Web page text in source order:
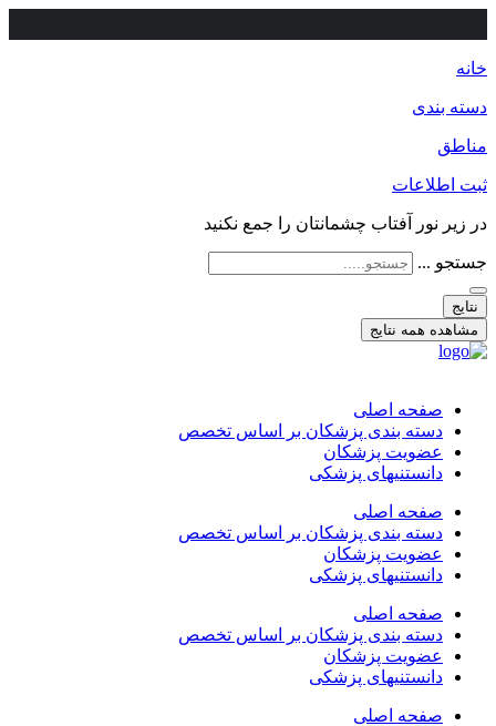
خانه
دسته بندی
مناطق
ثبت اطلاعات
در زیر نور آفتاب چشمانتان را جمع نکنید
جستجو ...
نتایج
مشاهده همه نتایج
صفحه اصلی
دسته بندی پزشکان بر اساس تخصص
عضویت پزشکان
دانستنیهای پزشکی
صفحه اصلی
دسته بندی پزشکان بر اساس تخصص
عضویت پزشکان
دانستنیهای پزشکی
صفحه اصلی
دسته بندی پزشکان بر اساس تخصص
عضویت پزشکان
دانستنیهای پزشکی
صفحه اصلی